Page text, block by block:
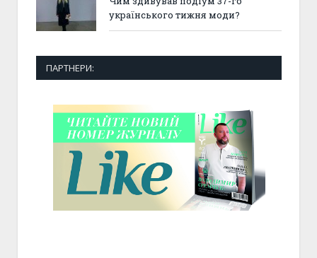
українського тижня моди?
ПАРТНЕРИ: